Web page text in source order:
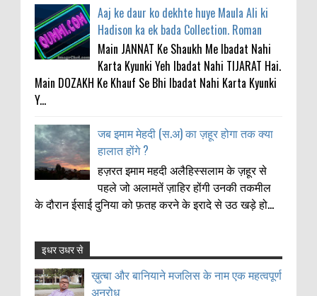
Aaj ke daur ko dekhte huye Maula Ali ki
Hadison ka ek bada Collection. Roman
Main JANNAT Ke Shaukh Me Ibadat Nahi
Karta Kyunki Yeh Ibadat Nahi TIJARAT Hai.
Main DOZAKH Ke Khauf Se Bhi Ibadat Nahi Karta Kyunki
Y...
जब इमाम मेहदी (स.अ) का ज़हूर होगा तक क्या
हालात होंगे ?
हज़रत इमाम महदी अलैहिस्सलाम के ज़हूर से
पहले जो अलामतें ज़ाहिर होंगी उनकी तकमील
के दौरान ईसाई दुनिया को फ़तह करने के इरादे से उठ खड़े हो...
ख़ुत्बा और बानियाने मजलिस के नाम एक महत्वपूर्ण
अनुरोध
Anonymous:
11-21-2021
इधर उधर से
ख़ुत्बा और बानियाने मजलिस के नाम एक महत्वपूर्ण
अनुरोध